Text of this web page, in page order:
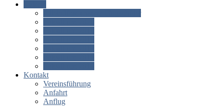
Kontakt
Vereinsführung
Anfahrt
Anflug